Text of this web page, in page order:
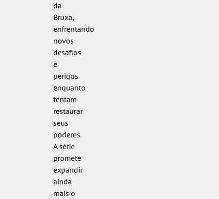
da
Bruxa,
enfrentando
novos
desafios
e
perigos
enquanto
tentam
restaurar
seus
poderes.
A série
promete
expandir
ainda
mais o